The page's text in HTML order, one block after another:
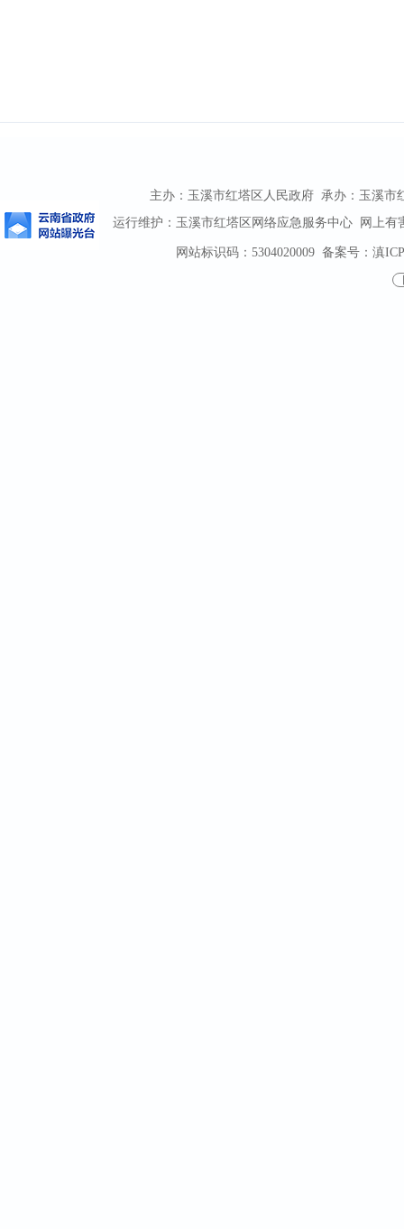
主办：玉溪市红塔区人民政府 承办：玉溪市
运行维护：玉溪市红塔区网络应急服务中心 网上有
网站标识码：5304020009备案号：滇